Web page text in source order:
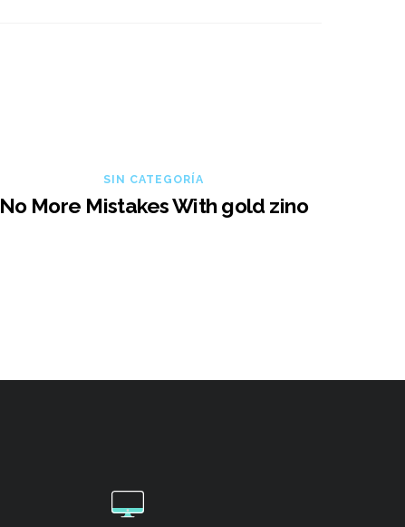
SIN CATEGORÍA
No More Mistakes With gold zino